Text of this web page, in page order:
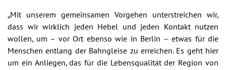
„Mit unserem gemeinsamen Vorgehen unterstreichen wir,
dass wir wirklich jeden Hebel und jeden Kontakt nutzen
wollen, um – vor Ort ebenso wie in Berlin – etwas für die
Menschen entlang der Bahngleise zu erreichen. Es geht hier
um ein Anliegen, das für die Lebensqualität der Region von